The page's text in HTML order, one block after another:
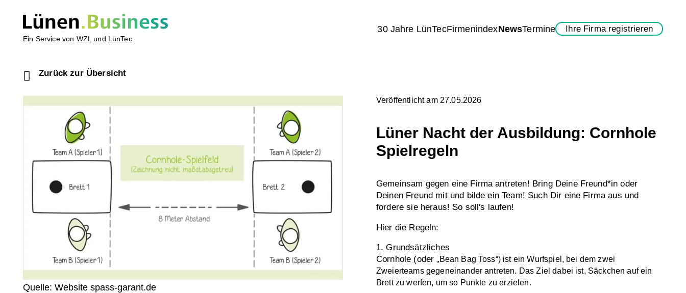
Ein Service von WZL und LünTec
30 Jahre LünTecFirmenindexNewsTermine Ihre Firma registrieren
Zurück zur Übersicht
Quelle: Website spass-garant.de
Veröffentlicht am 27.05.2026
Lüner Nacht der Ausbildung: Cornhole
Spielregeln
Gemeinsam gegen eine Firma antreten! Bring Deine Freund*in oder
Deinen Freund mit und bilde ein Team! Such Dir eine Firma aus und
fordere sie heraus! So soll's laufen!
Hier die Regeln:
1. Grundsätzliches
Cornhole (oder„Bean Bag Toss“) ist ein Wurfspiel, bei dem zwei
Zweierteams gegeneinander antreten. Das Ziel dabei ist, Säckchen auf ein
Brett zu werfen, um so Punkte zu erzielen.